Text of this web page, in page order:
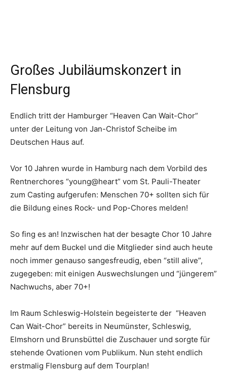
Großes Jubiläumskonzert in
Flensburg
Endlich tritt der Hamburger “Heaven Can Wait-Chor”
unter der Leitung von Jan-Christof Scheibe im
Deutschen Haus auf.
Vor 10 Jahren wurde in Hamburg nach dem Vorbild des
Rentnerchores “young@heart” vom St. Pauli-Theater
zum Casting aufgerufen: Menschen 70+ sollten sich für
die Bildung eines Rock- und Pop-Chores melden!
So fing es an! Inzwischen hat der besagte Chor 10 Jahre
mehr auf dem Buckel und die Mitglieder sind auch heute
noch immer genauso sangesfreudig, eben “still alive”,
zugegeben: mit einigen Auswechslungen und “jüngerem”
Nachwuchs, aber 70+!
Im Raum Schleswig-Holstein begeisterte der “Heaven
Can Wait-Chor” bereits in Neumünster, Schleswig,
Elmshorn und Brunsbüttel die Zuschauer und sorgte für
stehende Ovationen vom Publikum. Nun steht endlich
erstmalig Flensburg auf dem Tourplan!